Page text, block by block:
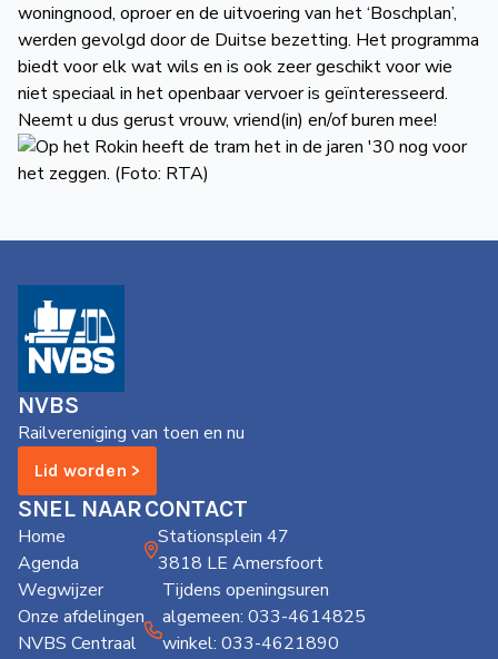
woningnood, oproer en de uitvoering van het ‘Boschplan’,
werden gevolgd door de Duitse bezetting. Het programma
biedt voor elk wat wils en is ook zeer geschikt voor wie
niet speciaal in het openbaar vervoer is geïnteresseerd.
Neemt u dus gerust vrouw, vriend(in) en/of buren mee!
NVBS
Railvereniging van toen en nu
Lid worden >
SNEL NAAR
Home
Agenda
Wegwijzer
Onze afdelingen
NVBS Centraal
CONTACT
Stationsplein 47
3818 LE Amersfoort
Tijdens openingsuren
algemeen: 033-4614825
winkel: 033-4621890